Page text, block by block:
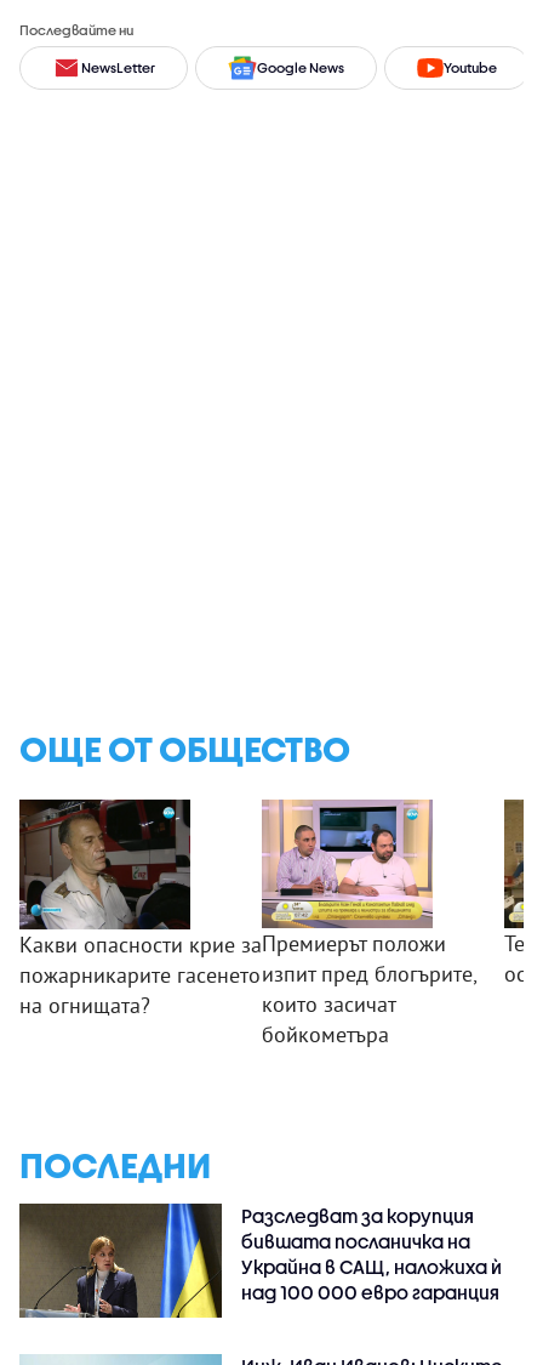
Последвайте ни
NewsLetter Google News Youtube
ОЩЕ ОТ ОБЩЕСТВО
Какви опасности крие за
пожарникарите гасенето
на огнищата?
Премиерът положи
изпит пред блогърите,
които засичат
бойкометъра
ПОСЛЕДНИ
Разследват за корупция
бившата посланичка на
Украйна в САЩ, наложиха ѝ
над 100 000 евро гаранция